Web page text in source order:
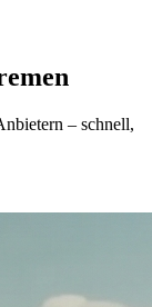
– schnell,